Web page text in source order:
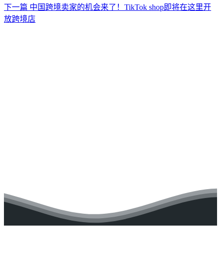
下一篇 中国跨境卖家的机会来了！TikTok shop即将在这里开
放跨境店